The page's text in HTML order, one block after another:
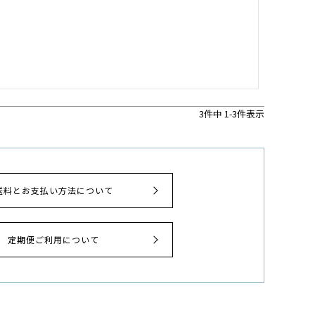
3件中 1-3件表示
料とお支払い方法について
定期便ご利用について